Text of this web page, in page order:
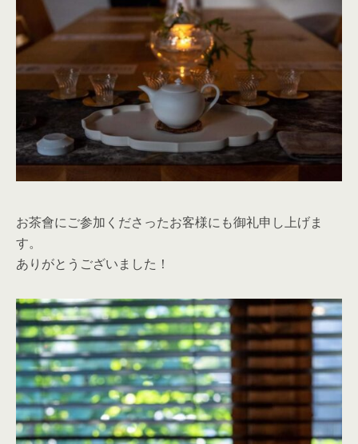
お茶會にご参加くださったお客様にも御礼申し上げま
す。
ありがとうございました！